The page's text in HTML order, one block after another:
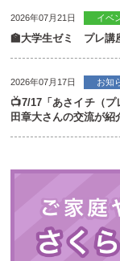
2026年07月21日 イベ
🏫大学生ゼミ プレ講
2026年07月17日 お知
📺7/17「あさイチ（
田章大さんの交流が紹